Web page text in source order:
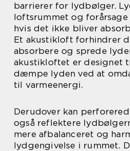
barrierer for lydbølger.
loftsrummet og
hvis det ikke bliver
Et akustikloft forhindrer
absorbere og sprede
akustikloftet er designet
dæmpe lyden ved at
til varmeenergi.
Derudover kan
også reflektere
mere afbalanceret og
lydgengivelse i rummet.